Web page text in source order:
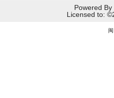
Powered
Licensed to: